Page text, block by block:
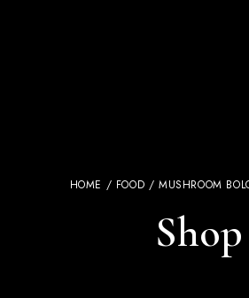
HOME / FOOD / MUSHROOM
Shop